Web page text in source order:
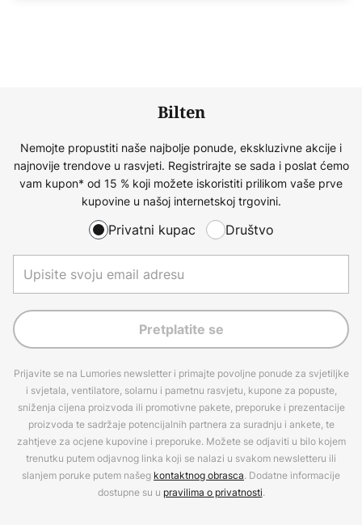
Bilten
Nemojte propustiti naše najbolje ponude, ekskluzivne akcije i
najnovije trendove u rasvjeti. Registrirajte se sada i poslat ćemo
vam kupon* od 15 % koji možete iskoristiti prilikom vaše prve
kupovine u našoj internetskoj trgovini.
Privatni kupac Društvo
Pretplatite se
Prijavite se na Lumories newsletter i primajte povoljne ponude za svjetiljke
i svjetala, ventilatore, solarnu i pametnu rasvjetu, kupone za popuste,
sniženja cijena proizvoda ili promotivne pakete, preporuke i prezentacije
proizvoda te sadržaje potencijalnih partnera za suradnju i ankete, te
zahtjeve za ocjene kupovine i preporuke. Možete se odjaviti u bilo kojem
trenutku putem odjavnog linka koji se nalazi u svakom newsletteru ili
slanjem poruke putem našeg kontaktnog obrasca. Dodatne informacije
dostupne su u pravilima o privatnosti.